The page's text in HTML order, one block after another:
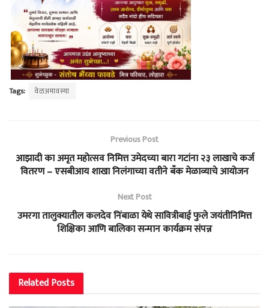
Tags: वेळअमावस्या
Previous Post
आझादी का अमृत महोत्सव निमित्त उमेदच्या बारा गटांना २३ लाखाचे कर्ज
वितरण – एसबीआय शाखा निलंगाच्या वतीने बँक मेळाव्याचे आयोजन
Next Post
उमरगा तालुक्यातील कलदेव निंबाळा येथे सावित्रीबाई फुले जयंतीनिमित्त
शिक्षिका आणि बालिका सन्मान कार्यक्रम संपन्न
RelatedPosts